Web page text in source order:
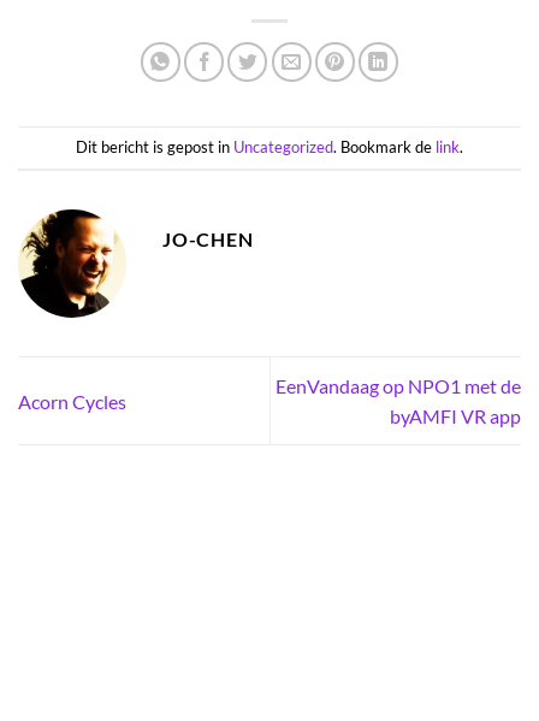
Dit bericht is gepost in Uncategorized. Bookmark de link.
JO-CHEN
Acorn Cycles
EenVandaag op NPO1 met de
byAMFI VR app